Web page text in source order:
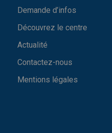
Demande d’infos
Découvrez le centre
Actualité
Contactez-nous
Mentions légales